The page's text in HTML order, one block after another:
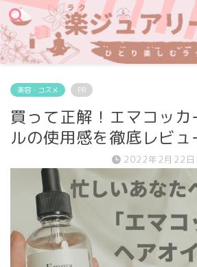
美容・コスメ PR
買って正解！エマコッカ
ルの使用感を徹底レビュ
2022年2月22日